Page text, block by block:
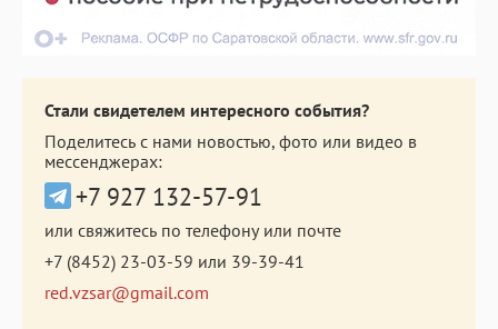
Стали свидетелем интересного события?
Поделитесь с нами новостью, фото или видео в
мессенджерах:
+7 927 132-57-91
или свяжитесь по телефону или почте
+7 (8452) 23-03-59 или 39-39-41
red.vzsar@gmail.com